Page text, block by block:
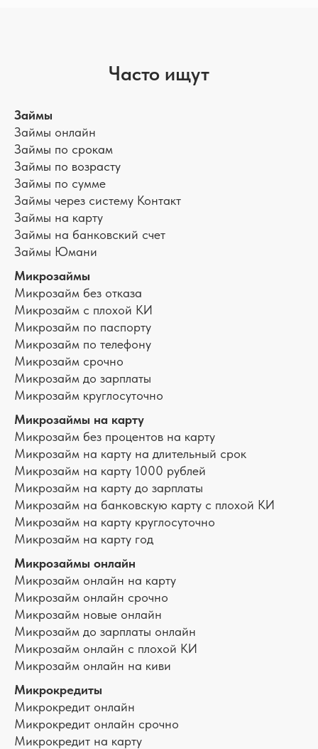
Часто ищут
Займы
Займы онлайн
Займы по срокам
Займы по возрасту
Займы по сумме
Займы через систему Контакт
Займы на карту
Займы на банковский счет
Займы Юмани
Микрозаймы
Микрозайм без отказа
Микрозайм с плохой КИ
Микрозайм по паспорту
Микрозайм по телефону
Микрозайм срочно
Микрозайм до зарплаты
Микрозайм круглосуточно
Микрозаймы на карту
Микрозайм без процентов на карту
Микрозайм на карту на длительный срок
Микрозайм на карту 1000 рублей
Микрозайм на карту до зарплаты
Микрозайм на банковскую карту с плохой КИ
Микрозайм на карту круглосуточно
Микрозайм на карту год
Микрозаймы онлайн
Микрозайм онлайн на карту
Микрозайм онлайн срочно
Микрозайм новые онлайн
Микрозайм до зарплаты онлайн
Микрозайм онлайн с плохой КИ
Микрозайм онлайн на киви
Микрокредиты
Микрокредит онлайн
Микрокредит онлайн срочно
Микрокредит на карту